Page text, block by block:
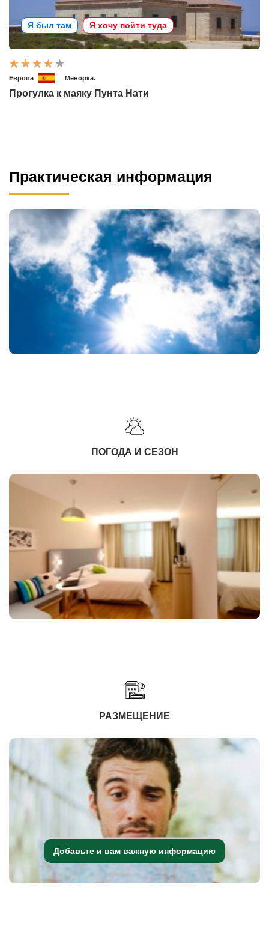
Я был там Я хочу пойти туда
Европа Менорка.
Прогулка к маяку Пунта Нати
Практическая информация
ПОГОДА И СЕЗОН
РАЗМЕЩЕНИЕ
Добавьте и вам важную информацию